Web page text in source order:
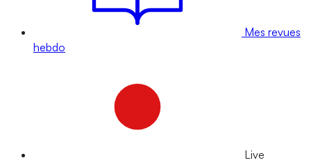
Mes revues
hebdo
Live